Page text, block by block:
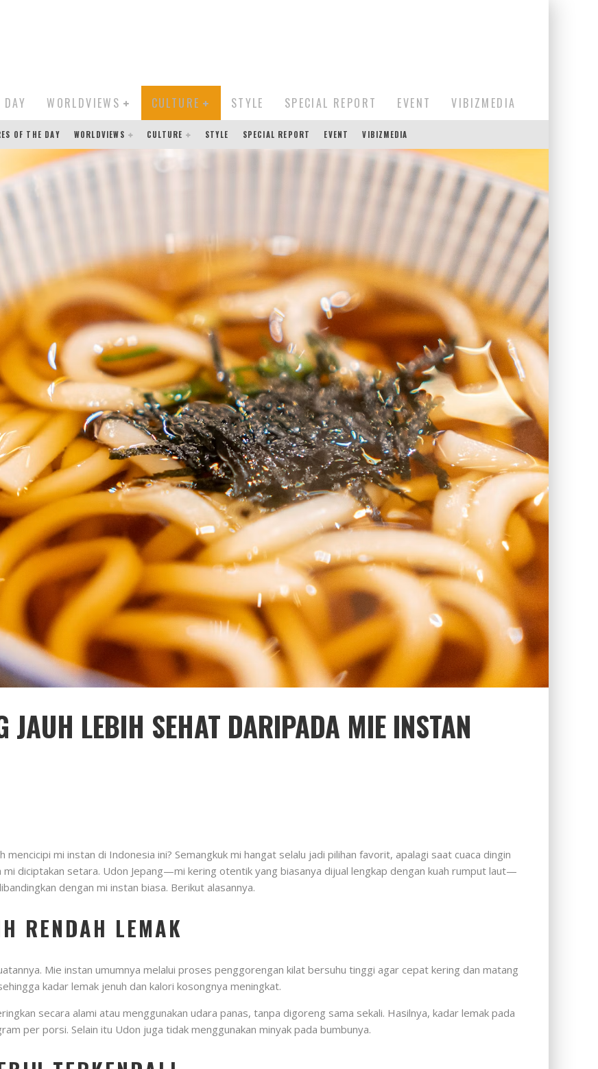
WORLDVIEWS CULTURE STYLE SPECIAL REPORT EVENT VIBIZMEDIA
OF THE DAY WORLDVIEWS CULTURE STYLE SPECIAL REPORT EVENT VIBIZMEDIA
JAUH LEBIH SEHAT DARIPADA MIE INSTAN
mi instan di Indonesia ini? Semangkuk mi hangat selalu jadi pilihan favorit, apalagi saat cuaca dingin
diciptakan setara. Udon Jepang—mi kering otentik yang biasanya dijual lengkap dengan kuah rumput laut—
dengan mi instan biasa. Berikut alasannya.
RENDAH LEMAK
Mie instan umumnya melalui proses penggorengan kilat bersuhu tinggi agar cepat kering dan matang
kadar lemak jenuh dan kalori kosongnya meningkat.
secara alami atau menggunakan udara panas, tanpa digoreng sama sekali. Hasilnya, kadar lemak pada
per porsi. Selain itu Udon juga tidak menggunakan minyak pada bumbunya.